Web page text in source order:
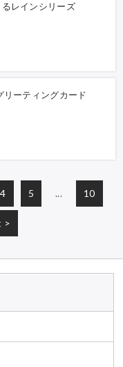
レインシリーズ
リーティングカード
4 5 ... 10
>